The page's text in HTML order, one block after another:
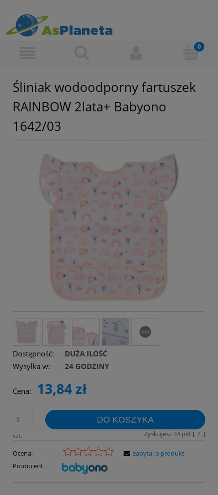
Śliniak wodoodporny fartuszek
RAINBOW 2lata+ Babyono
1642/03
Dostępność:
DUŻA ILOŚĆ
Wysyłka w:
24 GODZINY
Cena: 13,84 zł
szt.
DO KOSZYKA
Zyskujesz 34pkt [ ? ]
Ocena:
Producent:
zapytaj o produkt